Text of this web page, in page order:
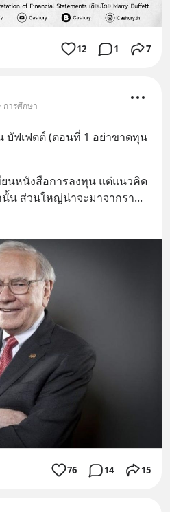
12 1 7
การศึกษา
บัฟเฟตต์ (ตอนที่ 1 อย่าขาดทุน
ยนหนังสือการลงทุน แต่แนวคิด
นั้น ส่วนใหญ่น่าจะมาจากรา
76 14 15